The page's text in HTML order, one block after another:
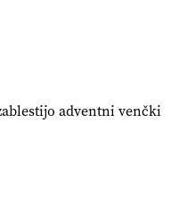
@EUAgri #IMCAP
adventni venčki